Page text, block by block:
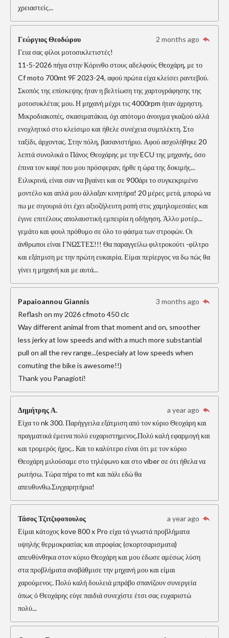
χρειαστείς...
Γεώργιος Θεοδώρου
2 months ago
Γεια σας φίλοι μοτοσικλετιστές!
11-5-2026 πήγα στην Κόρινθο στους αδελφούς Θεοχάρη, με το
Cf moto 700mt 9F 2023-24, αφού πρώτα είχα κλείσει ραντεβού.
Σκοπός της επίσκεψης ήταν η βελτίωση της χαρτογράφησης της
μοτοσυκλέτας μου. Η μηχανή μέχρι τις 4000rpm ήταν άχρηστη.
Μικροδιακοπές, σκασιματάκια, όχι απότομο άνοιγμα γκαζιού αλλά
ενοχλητικό στο κλείσιμο και ήθελε συνέχεια συμπλέκτη. Στο
ταξίδι, άρχοντας. Στην πόλη, βασανιστήριο. Αφού ασχολήθηκε 20
λεπτά συνολικά ο Πάνος Θεοχάρης με την ECU της μηχανής, όσο
έπινα τον καφέ που μου πρόσφεραν, ήρθε η ώρα της δοκιμής...
Ειλικρινά, είναι σαν να βγαίνει και σε 900άρι το συγκεκριμένο
μοντέλο και απλά μου άλλαξαν κινητήρα! 20 μέρες μετά, μπορώ να
πω με σιγουριά ότι έχει αξιοζήλευτη ροπή στις χαμηλομεσαίες και
έγινε επιτέλους απολαυστική εμπειρία η οδήγηση. Άλλο μοτέρ...
γεμάτο και φουλ πρόθυμο σε όλο το φάσμα των στροφών. Οι
άνθρωποι είναι ΓΝΩΣΤΕΣ!!! Θα παραγγείλω φιλτροκούτι -φίλτρο
και εξάτμιση με την πρώτη ευκαιρία. Είμαι περίεργος να δω πώς θα
γίνει η μηχανή και με αυτά...
Papaioannou Giannis
3 months ago
Reflash on my 2026 cfmoto 450 clc
Way different animal from that moment and on, smoother
less jerky at low speeds and with a much more substantial
pull on all the rev range...(especialy at low speeds when
comuting the bike is awesome!!)
Thank you Panagioti!
Δημήτρης Α.
a year ago
Είχα το nk 300. Παρήγγειλα εξάτμιση από τον κύριο Θεοχάρη και
πραγματικά έμεινα πολύ ευχαριστημενος.Πολύ καλή εφαρμογή και
και τρομερός ήχος.. Και το καλύτερο είναι ότι με τον κύριο
Θεοχάρη μιλούσαμε στο τηλέφωνο και στο viber σε ότι ήθελα να
ρωτήσω. Τώρα πήρα το mt και πάλι εδώ θα
απευθυνθω.Συγχαρητήρια!
Τάσος Τζιτζιφοπουλος
a year ago
Είμαι κάτοχος kove 800 x Pro είχα τά γνωστά προβλήματα
υψηλής θερμοκρασίας και ατροφίας (σκορτσαρισματα)
απευθύνθηκα στον κύριο Θεοχάρη και μου έδωσε αμέσως λύση
στα προβλήματα αναβάθμισε την μηχανή μου και είμαι
χαρούμενος. Πολύ καλή δουλειά μπράβο σπανίζουν συνεργεία
όπως ό Θεοχάρης εύγε παιδιά συνεχίστε έτσι σας ευχαριστώ
πολύ...